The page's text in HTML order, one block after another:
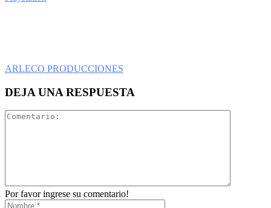
ARLECO PRODUCCIONES
DEJA UNA RESPUESTA
Por favor ingrese su comentario!